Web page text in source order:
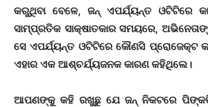
କରୁଥିବା ବେଳେ, ଜନ୍ ଏପର୍ଯ୍ୟନ୍ତ ଓଟିଟିରେ
ସାମ୍ପ୍ରତିକ ସାକ୍ଷାତକାର ସମୟରେ,
ସେ ଏପର୍ଯ୍ୟନ୍ତ ଓଟିଟିରେ କୌଣସି ପ୍ରୋଜେକ୍ଟ
ଏହାର ଏକ ଆଶ୍ଚର୍ଯ୍ୟଜନକ କାରଣ କହିଥିଲେ।
ଆପଣଙ୍କୁ କହି ରଖୁଛୁ ଯେ ଜନ୍ ନିକଟରେ